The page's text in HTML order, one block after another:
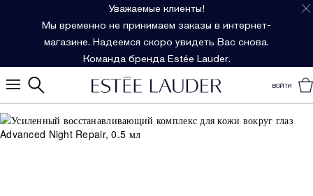
Уважаемые клиенты!
Мы временно не принимаем заказы в интернет-
магазине. Надеемся скоро увидеть Вас снова.
Команда бренда Estée Lauder.
ВОЙТИ